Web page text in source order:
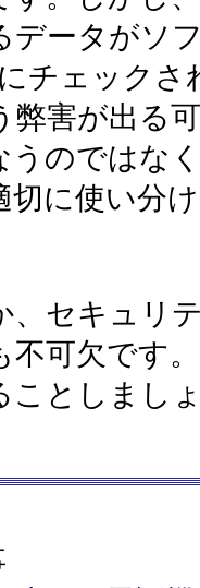
データがソ
チェックさ
弊害が出る
うのではな
切に使い分
セキュリ
不可欠です
ことしまし